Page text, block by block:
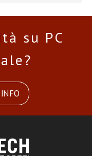
su PC